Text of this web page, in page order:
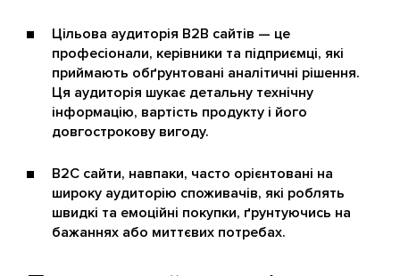
Цільова аудиторія B2B сайтів — це
професіонали, керівники та підприємці, які
приймають обґрунтовані аналітичні рішення.
Ця аудиторія шукає детальну технічну
інформацію, вартість продукту і його
довгострокову вигоду.
B2C сайти, навпаки, часто орієнтовані на
широку аудиторію споживачів, які роблять
швидкі та емоційні покупки, ґрунтуючись на
бажаннях або миттєвих потребах.